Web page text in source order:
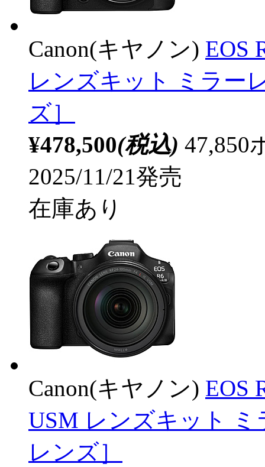
Canon(キヤノン) EOS
レンズキット ミラー
ズ］
¥478,500(税込) 47,850
2025/11/21発売
在庫あり
Canon(キヤノン) EOS
USM レンズキット
レンズ］